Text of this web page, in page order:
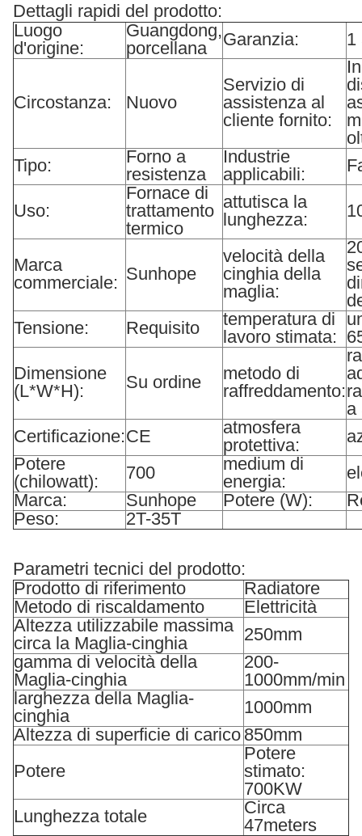
Dettagli rapidi del prodotto:
Luogo
d'origine:
Guangdong,
porcellana
Garanzia: 1
Circostanza: Nuovo
Servizio di
assistenza al
cliente fornito:
Tipo:
Forno a
resistenza
Industrie
applicabili:
Uso:
Fornace di
trattamento
termico
attutisca la
lunghezza:
Marca
commerciale: Sunhope
velocità della
cinghia della
maglia:
Tensione:
Requisito
temperatura di
lavoro stimata:
Dimensione
(L*W*H):
Su ordine
metodo di
raffreddamento:
a
Certificazione:CE
atmosfera
protettiva:
Potere
(chilowatt):
700
medium di
energia:
Marca:
Sunhope Potere (W):
Peso:
2T-35T
Parametri tecnici del prodotto:
Prodotto di riferimento
Radiatore
Metodo di riscaldamento
Elettricità
Altezza utilizzabile massima
circa la Maglia-cinghia
250mm
gamma di velocità della
Maglia-cinghia
200-
1000mm/min
larghezza della Maglia-
cinghia
1000mm
Altezza di superficie di carico 850mm
Potere
Potere
stimato:
700KW
Lunghezza totale
Circa
47meters